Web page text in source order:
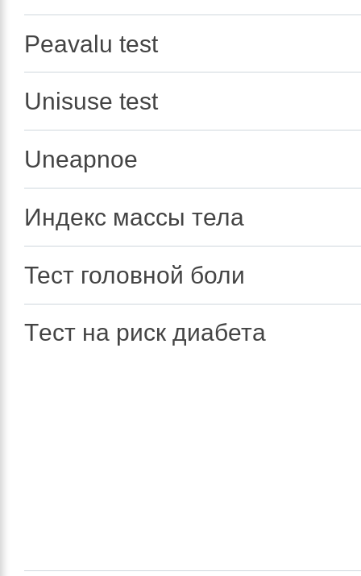
Peavalu test
Unisuse test
Uneapnoe
Индекс массы тела
Тест головной боли
Tест на риск диабета